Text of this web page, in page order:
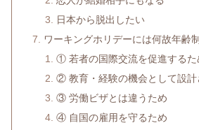
日本から脱出したい
ワーキングホリデーには何故年齢
① 若者の国際交流を促進するた
② 教育・経験の機会として設計
③ 労働ビザとは違うため
④ 自国の雇用を守るため